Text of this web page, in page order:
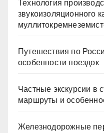
Технология
звукоизоляционного
Путешествия по
особенности поездок
Частные экскурсии в
маршруты и
Железнодорожные